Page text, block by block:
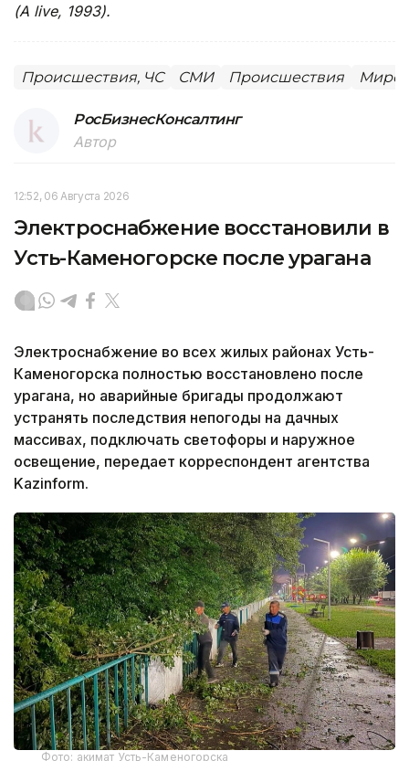
(A live, 1993).
Происшествия, ЧС СМИ Происшествия
РосБизнесКонсалтинг
Автор
12:52, 06 Августа 2026
Электроснабжение восстановили в
Усть-Каменогорске после урагана
Электроснабжение во всех жилых районах Усть-
Каменогорска полностью восстановлено после
урагана, но аварийные бригады продолжают
устранять последствия непогоды на дачных
массивах, подключать светофоры и наружное
освещение, передает корреспондент агентства
Kazinform.
Фото: акимат Усть-Каменогорска